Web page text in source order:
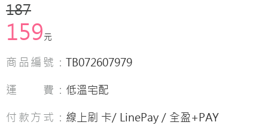
187
159元
商品編號： TB072607979
運 費： 低溫宅配
付款方式： 線上刷 卡/ LinePay / 全盈+PAY